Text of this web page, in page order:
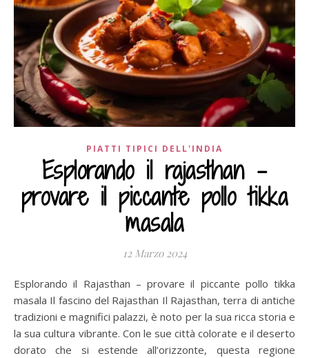
PIATTI TIPICI DELL'INDIA
Esplorando il rajasthan –
provare il piccante pollo tikka
masala
12 Marzo 2024
Esplorando il Rajasthan – provare il piccante pollo tikka
masala Il fascino del Rajasthan Il Rajasthan, terra di antiche
tradizioni e magnifici palazzi, è noto per la sua ricca storia e
la sua cultura vibrante. Con le sue città colorate e il deserto
dorato che si estende all’orizzonte, questa regione